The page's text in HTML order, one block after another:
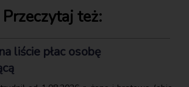
Przeczytaj też:
liście płac osobę